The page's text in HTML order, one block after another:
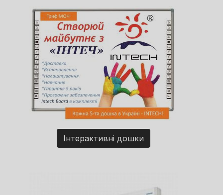
Інтерактивні дошки